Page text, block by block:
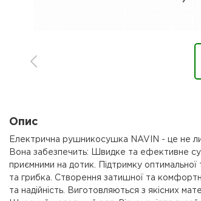
Опис
Електрична рушникосушка NAVIN - це не
Вона забезпечить: Швидке та ефективне
приємними на дотик. Підтримку оптимальної
та грибка. Створення затишної та
та надійність. Виготовляються з якісних